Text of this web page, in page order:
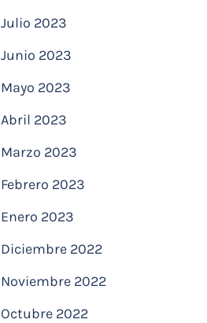
Julio 2023
Junio 2023
Mayo 2023
Abril 2023
Marzo 2023
Febrero 2023
Enero 2023
Diciembre 2022
Noviembre 2022
Octubre 2022